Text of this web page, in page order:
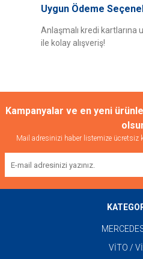
Uygun Ödeme
Anlaşmalı kredi kartlarına
ile kolay alışveriş!
Kampanyalar ve en yeni
Mail adresinizi haber listemize ücretsiz
VİTO /